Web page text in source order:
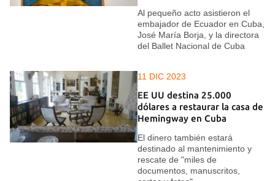
Al pequeño acto asistieron el
embajador de Ecuador en Cuba,
José María Borja, y la directora
del Ballet Nacional de Cuba
11 DIC 2023
EE UU destina 25.000
dólares a restaurar la casa de
Hemingway en Cuba
El dinero también estará
destinado al mantenimiento y
rescate de "miles de
documentos, manuscritos,